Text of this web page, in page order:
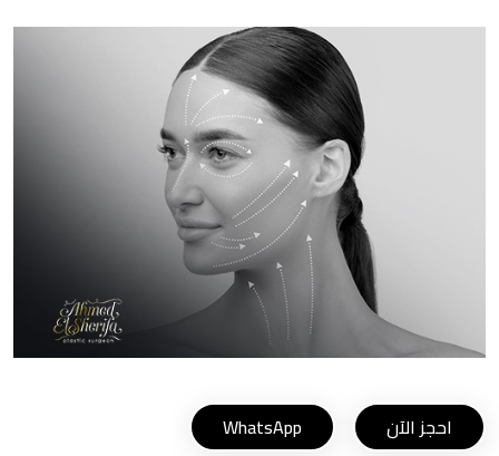
احجز الآن WhatsApp